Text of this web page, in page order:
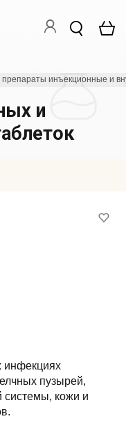
инъекционные и
и
инфекциях
пузырей,
системы, кожи и